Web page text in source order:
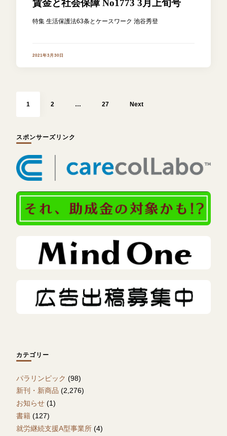
賃金と社会保障 No1773 3月上旬号
特集 生活保護法63条とケースワーク 池谷秀登
2021年3月30日
り
1 2 … 27 Next
スポンサーズリンク
カテゴリー
パラリンピック (98)
新刊・新商品 (2,276)
お知らせ (1)
書籍 (127)
就労継続支援A型事業所 (4)